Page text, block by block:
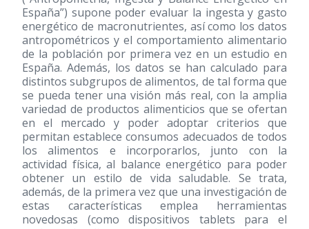
España”) supone poder evaluar la ingesta y gasto
energético de macronutrientes, así como los datos
antropométricos y el comportamiento alimentario
de la población por primera vez en un estudio en
España. Además, los datos se han calculado para
distintos subgrupos de alimentos, de tal forma que
se pueda tener una visión más real, con la amplia
variedad de productos alimenticios que se ofertan
en el mercado y poder adoptar criterios que
permitan establece consumos adecuados de todos
los alimentos e incorporarlos, junto con la
actividad física, al balance energético para poder
obtener un estilo de vida saludable. Se trata,
además, de la primera vez que una investigación de
estas características emplea herramientas
novedosas (como dispositivos tablets para el